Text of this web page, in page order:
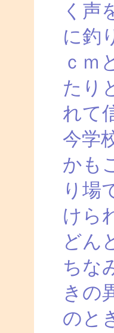
く声
に釣
ｃｍ
たり
れて
今学
かも
り場
けら
どん
ちな
きの
のと